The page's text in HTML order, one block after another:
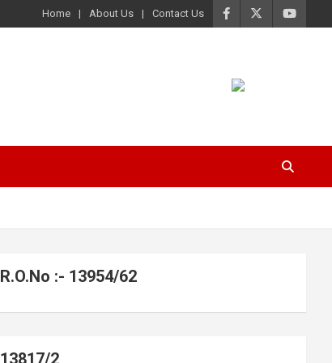
Home About Us Contact Us
R.O.No :- 13954/62
13817/2